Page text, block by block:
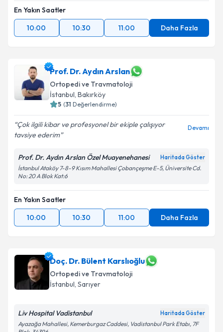
En Yakın Saatler
10:00
10:30 11:00 Daha Fazla
Prof. Dr. Aydın Arslan
Ortopedi ve Travmatoloji
İstanbul, Bakırköy
5 (31 Değerlendirme)
Çok ilgili kibar ve profesyonel bir ekiple çalışıyor
tavsiye ederim
Devamı
Prof. Dr. Aydın Arslan Özel Muayenehanesi Haritada Göster
İstanbul Ataköy 7-8-9 Kısım Mahallesi Çobançeşme E-5, Üniversite Cd.
No: 20 A Blok Kat:6
En Yakın Saatler
10:00
10:30 11:00 Daha Fazla
Doç. Dr. Bülent Karslıoğlu
Ortopedi ve Travmatoloji
İstanbul, Sarıyer
Liv Hospital Vadistanbul Haritada Göster
Ayazağa Mahallesi, Kemerburgaz Caddesi, Vadistanbul Park Etabı, 7F